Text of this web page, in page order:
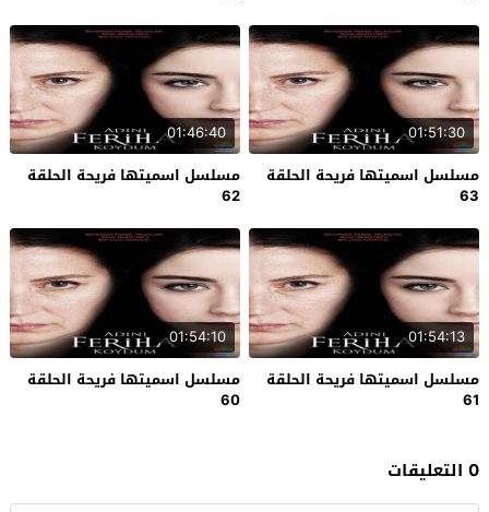
01:51:30
مسلسل اسميتها فريحة الحلقة
63
01:46:40
مسلسل اسميتها فريحة الحلقة
62
01:54:13
مسلسل اسميتها فريحة الحلقة
61
01:54:10
مسلسل اسميتها فريحة الحلقة
60
0 التعليقات